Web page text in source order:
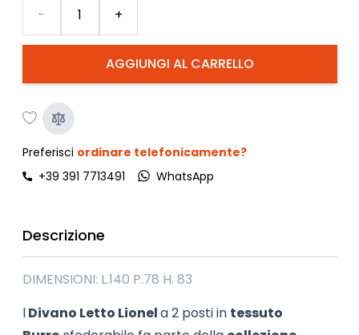
AGGIUNGI AL CARRELLO
- +
Preferisci ordinare telefonicamente?
+39 391 7713491
WhatsApp
Descrizione
DIMENSIONI: L.140 P.78 H. 83
lDivano Letto Lionela 2 posti in tessuto